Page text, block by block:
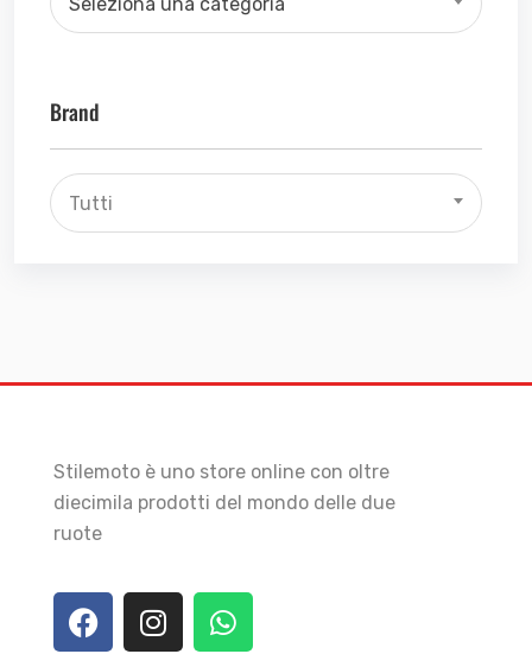
Brand
Tutti
Stilemoto è uno store online con oltre
diecimila prodotti del mondo delle due
ruote